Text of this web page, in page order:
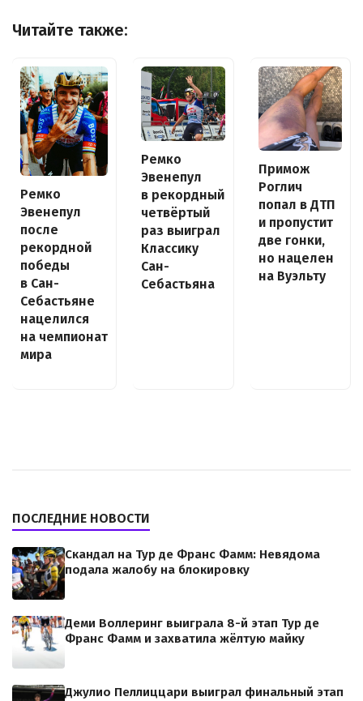
Читайте также:
Ремко
Эвенепул
после
рекордной
победы
в Сан-
Себастьяне
нацелился
на чемпионат
мира
Ремко
Эвенепул
в рекордный
четвёртый
раз выиграл
Классику
Сан-
Себастьяна
Примож
Роглич
попал в ДТП
и пропустит
две гонки,
но нацелен
на Вуэльту
ПОСЛЕДНИЕ НОВОСТИ
Скандал на Тур де Франс Фамм: Невядома
подала жалобу на блокировку
Деми Воллеринг выиграла 8-й этап Тур де
Франс Фамм и захватила жёлтую майку
Джулио Пеллиццари выиграл финальный этап